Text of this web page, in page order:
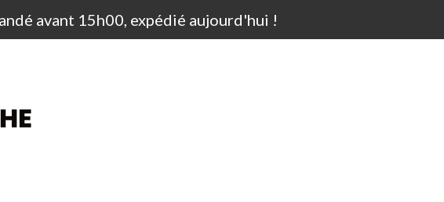
avant 15h00, expédié aujourd'hui !